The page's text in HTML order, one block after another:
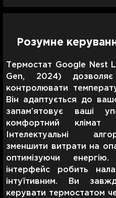
Розумне
Термостат Google Nest
Gen, 2024)
контролювати
Він адаптується до
запам’ятовує ваші
комфортний клімат
Інтелектуальні
зменшити витрати на
оптимізуючи
інтерфейс робить
інтуїтивним. Ви
керувати термостатом